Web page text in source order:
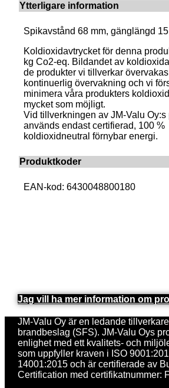
Ytterligare information
Spikavstånd 68 mm, gänglängd
Koldioxidavtrycket för denna
kg Co2-eq. Bildandet av
de produkter vi tillverkar
kontinuerlig övervakning och vi
minimera våra produkters
mycket som möjligt.
Vid tillverkningen av JM-Valu Oy:s
används endast certifierad, 100 %
koldioxidneutral förnybar energi.
Produktkoder
EAN-kod: 6430048800180
Jag vill ha mer information om
JM-Valu Oy är en ledande
brandbeslag (SFS). JM-Valu Oys
enlighet med ett kvalitets- och
som uppfyller kraven i ISO
14001:2015 och är certifierade av
Certification med certifikatnummer: